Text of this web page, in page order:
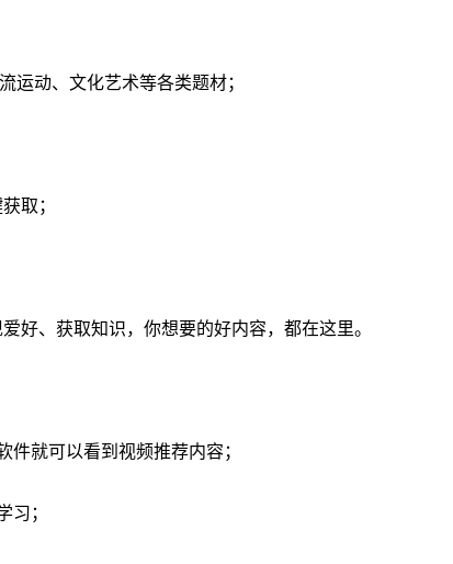
运动、文化艺术等各类题材；
取；
好、获取知识，你想要的好内容，都在这里。
就可以看到视频推荐内容；
习；